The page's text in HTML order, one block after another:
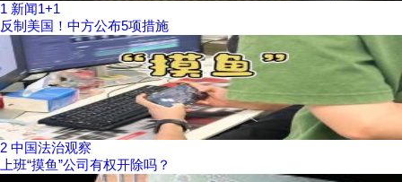
1 新闻1+1
反制美国！中方公布5项措施
2 中国法治观察
上班“摸鱼”公司有权开除吗？